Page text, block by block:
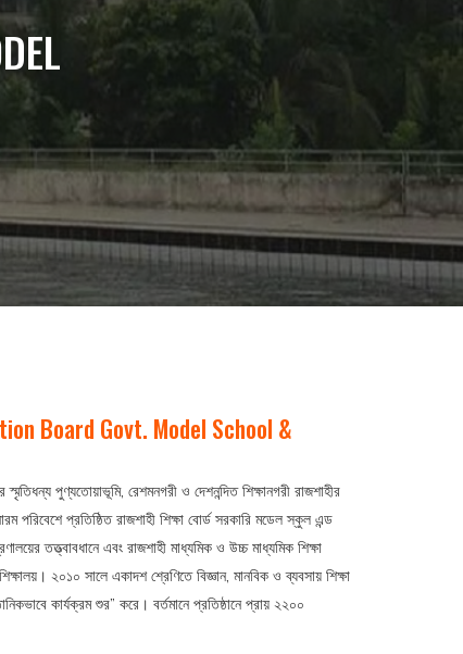
Board Govt. Model School &
পুণ্যতোয়াভূমি, রেশমনগরী ও দেশনন্দিত শিক্ষানগরী রাজশাহীর
পরিবেশে প্রতিষ্ঠিত রাজশাহী শিক্ষা বোর্ড সরকারি মডেল স্কুল এন্ড
তত্ত্বাবধানে এবং রাজশাহী মাধ্যমিক ও উচ্চ মাধ্যমিক শিক্ষা
২০১০ সালে একাদশ শ্রেণিতে বিজ্ঞান, মানবিক ও ব্যবসায় শিক্ষা
কার্যক্রম শুর” করে। বর্তমানে প্রতিষ্ঠানে প্রায় ২২০০